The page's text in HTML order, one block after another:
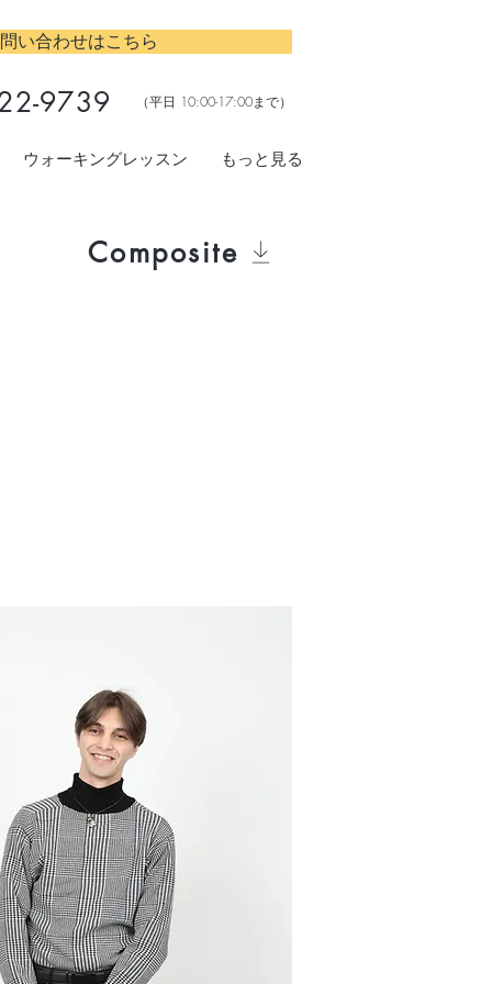
い合わせはこちら
9739 ​（平日 10:00-17:00まで）
ウォーキングレッスン もっと見る
Composite